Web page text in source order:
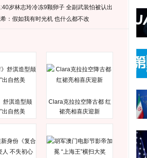
岁林志玲冷冻9颗卵子 全副武装怕被认出
：假如我有时光机 也什么都不改
舒淇造型颠
出自然美
Clara克拉拉空降古都 红
裙亮相喜庆迎新